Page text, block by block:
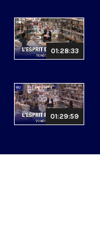
01:28:33
01:29:59